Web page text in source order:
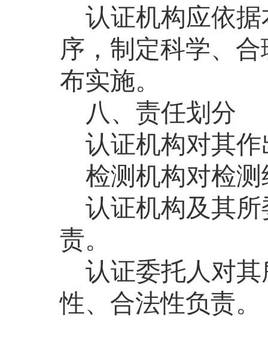
认证机构应依
序，制定科学、
布实施。
八、责任划分
认证机构对其作
检测机构对检
认证机构及其
责。
认证委托人 对
性、合法性负责。